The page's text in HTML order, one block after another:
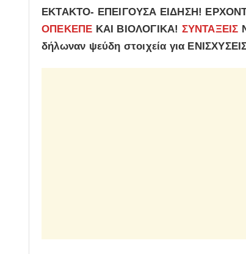
ΕΚΤΑΚΤΟ- ΕΠΕΙΓΟΥΣΑ ΕΙΔΗΣΗ!
ΟΠΕΚΕΠΕ ΚΑΙ ΒΙΟΛΟΓΙΚΑ! ΣΥΝΤΑΞΕΙΣ
δήλωναν ψεύδη στοιχεία για